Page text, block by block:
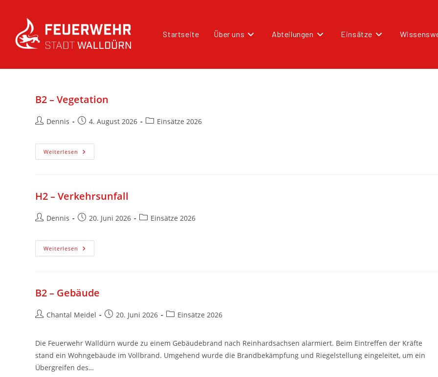
Startseite Über uns Abteilungen Einsätze
B2 – Vegetation
Dennis 4. August 2026 Einsätze 2026
Weiterlesen
H2 – Verkehrsunfall
Dennis 20. Juni 2026 Einsätze 2026
Weiterlesen
B2 – Gebäude
Chantal Meidel 20. Juni 2026 Einsätze 2026
Die Feuerwehr Walldürn wurde zu einem Gebäudebrand nach Reinhardsachsen alarmiert. Beim Eintreffen der Kräfte
stand ein Wohngebäude im Vollbrand. Umgehend wurde die Brandbekämpfung und Riegelstellung eingeleitet, um ein
Übergreifen des…